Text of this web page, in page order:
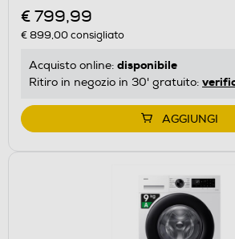
€ 799,99
€ 899,00consigliato
Acquisto online: disponibile
Ritiro in negozio in 30' gratuito:
AGGIUNGI